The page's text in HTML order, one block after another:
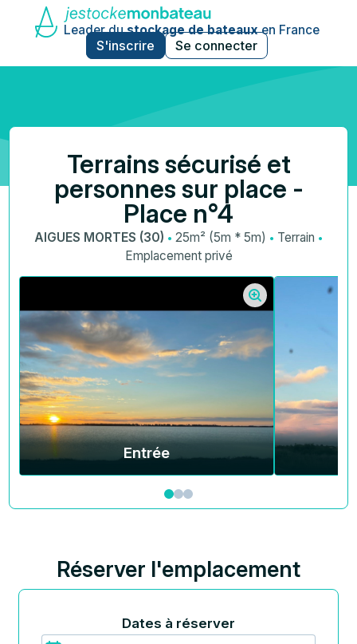
Leader dustockage de bateauxen France
S'inscrire Se connecter
Terrains sécurisé et
personnes sur place -
Place n°4
AIGUES MORTES (30) · 25m² (5m * 5m) · Terrain ·
Emplacement privé
Entrée
Réserver l'emplacement
Dates à réserver